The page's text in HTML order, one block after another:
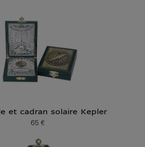
et cadran solaire Kepler
Prix ​​actuel
65 €